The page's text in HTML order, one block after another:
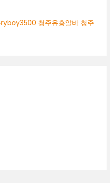
청주유흥알바 청주